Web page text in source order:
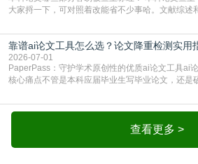
大家捋一下，可对照着改能省不少事哈。文献综述
乎一模一样的话，你要是直接复制百度百科、教材
一抓一个准，整段飘红。研究背景、意义和方法描
用问卷调查法““运用SPSS软件进行数据分
靠谱ai论文工具怎么选？论文降重检测实用
2026-07-01
PaperPass：守护学术原创性的优质ai论文工具ai
核心痛点不管是本科应届毕业生写毕业论文，还是
自己逐句读逐句改，熬好几个大夜不说，还经常改
率超标，再返工太折腾。现在有了成熟的ai论文工
决。靠谱的ai论文工具，不止能帮你梳查看更多 >